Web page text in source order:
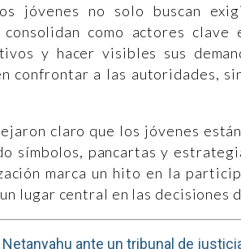
jóvenes no solo buscan
como actores
y hacer visibles sus
confrontar a las autoridades,
claro que los jóvenes
símbolos, pancartas y
marca un hito en la
lugar central en las decisiones
Netanyahu ante un tribunal de